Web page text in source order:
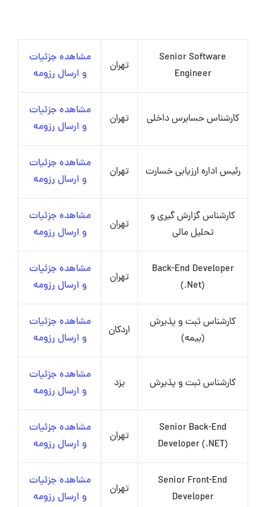
Senior Software
Engineer
تهران
مشاهده جزئیات
و ارسال رزومه
کارشناس حسابرس داخلی تهران
مشاهده جزئیات
و ارسال رزومه
رئیس اداره ارزیابی خسارت تهران
مشاهده جزئیات
و ارسال رزومه
کارشناس گزارش گیری و
تحلیل مالی
تهران
مشاهده جزئیات
و ارسال رزومه
Back-End Developer
(.Net)
تهران
مشاهده جزئیات
و ارسال رزومه
کارشناس ثبت و پذیرش
(بیمه)
اردکان
مشاهده جزئیات
و ارسال رزومه
کارشناس ثبت و پذیرش یزد
مشاهده جزئیات
و ارسال رزومه
Senior Back-End
Developer (.NET)
تهران
مشاهده جزئیات
و ارسال رزومه
Senior Front-End
Developer
تهران
مشاهده جزئیات
و ارسال رزومه